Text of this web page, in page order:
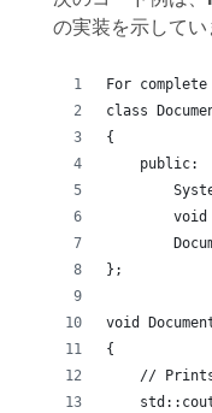
の実装を示してい
For
class
{
    public:
void
};
void
{
//